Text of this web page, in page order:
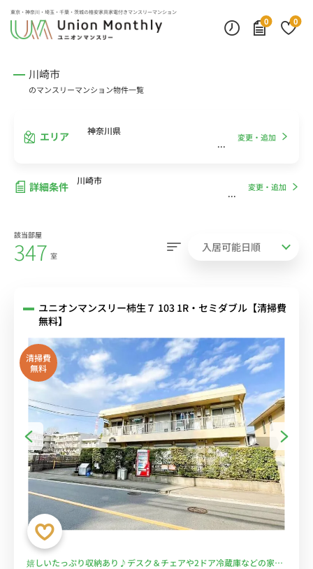
東京・神奈川・埼玉・千葉・茨城の格安家具家電付きマンスリーマンション
0
0
川崎市
のマンスリーマンション物件一覧
エリア 神奈川県
変更・追加
詳細条件 川崎市
変更・追加
該当部屋
347 室
ユニオンマンスリー柿生７ 103 1R・セミダブル【清掃費
無料】
清掃費
無料
嬉しいたっぷり収納あり♪デスク＆チェアや2ドア冷蔵庫などの家具